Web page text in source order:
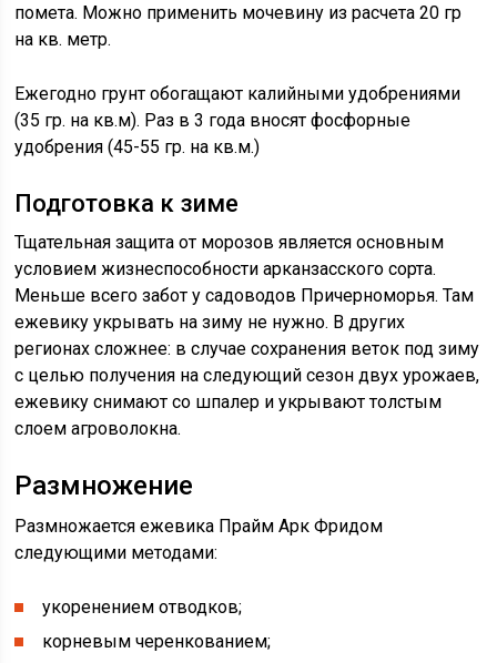
помета. Можно применить мочевину из расчета 20 гр
на кв. метр.
Ежегодно грунт обогащают калийными удобрениями
(35 гр. на кв.м). Раз в 3 года вносят фосфорные
удобрения (45-55 гр. на кв.м.)
Подготовка к зиме
Тщательная защита от морозов является основным
условием жизнеспособности арканзасского сорта.
Меньше всего забот у садоводов Причерноморья. Там
ежевику укрывать на зиму не нужно. В других
регионах сложнее: в случае сохранения веток под зиму
с целью получения на следующий сезон двух урожаев,
ежевику снимают со шпалер и укрывают толстым
слоем агроволокна.
Размножение
Размножается ежевика Прайм Арк Фридом
следующими методами:
укоренением отводков;
корневым черенкованием;